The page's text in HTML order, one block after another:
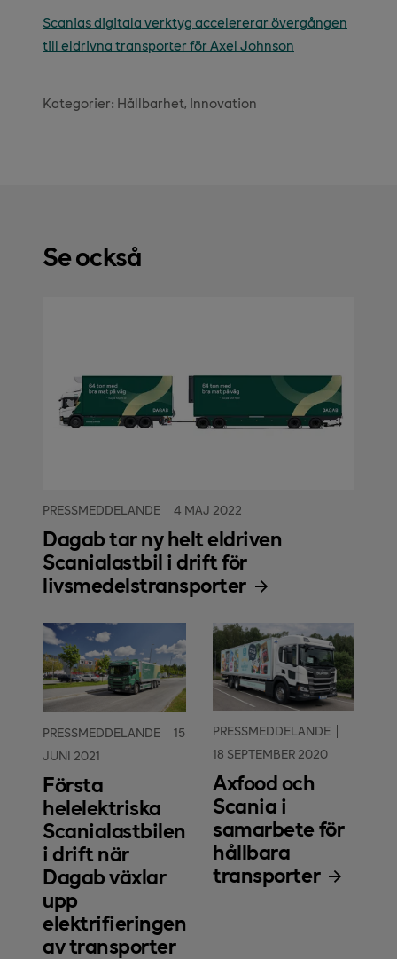
Scanias digitala verktyg accelererar övergången
till eldrivna transporter för Axel Johnson
Kategorier: Hållbarhet Innovation
Se också
PRESSMEDDELANDE 4 MAJ 2022
Dagab tar ny helt eldriven
Scanialastbil i drift för
livsmedelstransporter
PRESSMEDDELANDE
15
JUNI 2021
Första
helelektriska
Scanialastbilen
i drift när
Dagab växlar
upp
elektrifieringen
av transporter
PRESSMEDDELANDE
18 SEPTEMBER 2020
Axfood och
Scania i
samarbete för
hållbara
transporter